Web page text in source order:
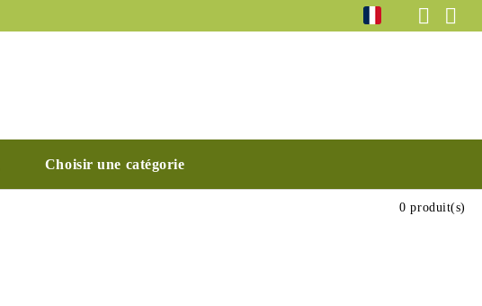
Choisir une catégorie
0 produit(s)